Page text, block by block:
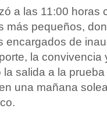
a las 11:00 horas
más pequeños,
encargados de
la convivencia
salida a la
una mañana